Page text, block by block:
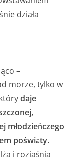
działa
–
morze, tylko w
daje
młodzieńczego
poświaty.
i rozjaśnia